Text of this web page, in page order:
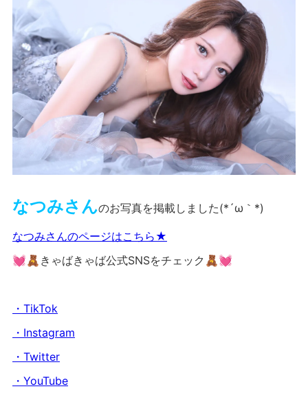
なつみさんのお写真を掲載しました(*´ω｀*)
なつみさんのページはこちら★
💓🧸きゃばきゃば公式SNSをチェック🧸💓
・TikTok
・Instagram
・Twitter
・YouTube